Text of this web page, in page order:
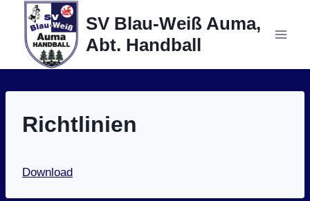
springen
SV Blau-Weiß Auma,
Abt. Handball
Richtlinien
Download